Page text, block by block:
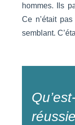
hommes. Ils
Ce n’était
semblant.